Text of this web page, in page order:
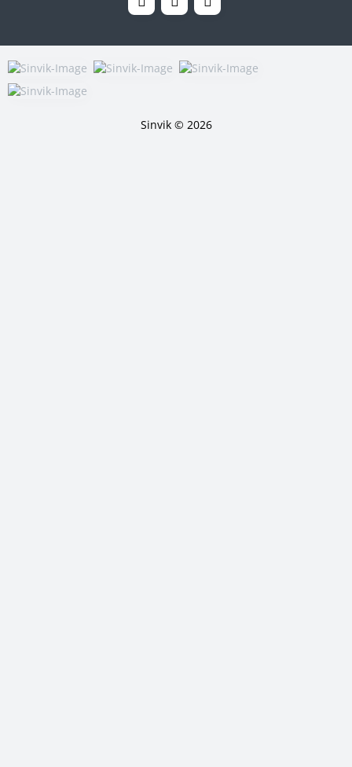
Sinvik © 2026